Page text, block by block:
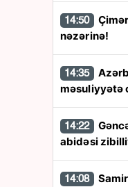
14:50
nəzərinə!
14:35
məsuliyyətə
14:22
abidəsi
14:08